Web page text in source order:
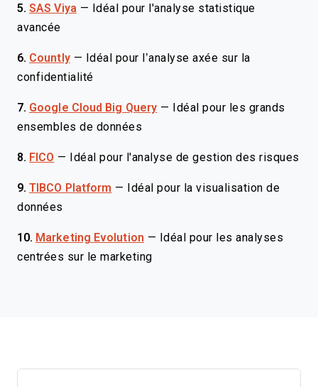
5. SAS Viya —
Idéal pour l'analyse statistique
avancée
6. Countly —
Idéal pour l’analyse axée sur la
confidentialité
7. Google Cloud Big Query —
Idéal pour les grands
ensembles de données
8. FICO — Idéal pour l'analyse de gestion des risques
9. TIBCO Platform —
Idéal pour la visualisation de
données
10. Marketing Evolution —
Idéal pour les analyses
centrées sur le marketing